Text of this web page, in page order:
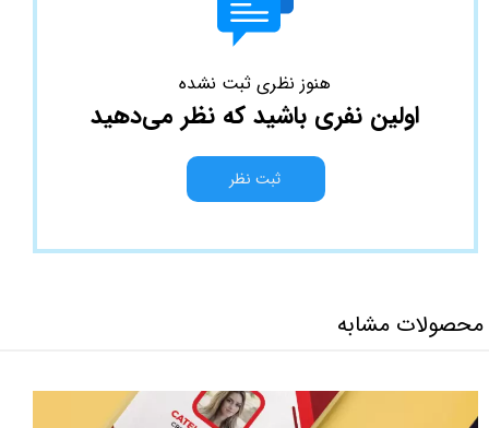
هنوز نظری ثبت نشده
اولین نفری باشید که نظر می‌دهید
ثبت نظر
محصولات مشابه